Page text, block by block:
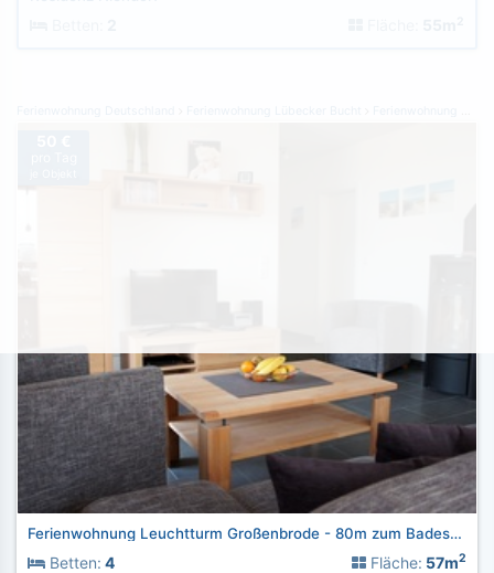
Ferienwohnung Leuchtturm Großenbrode - 80m zum Badestrand
Betten: 4 Fläche: 57m2